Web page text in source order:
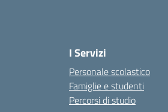
I Servizi
Personale scolastico
Famiglie e studenti
Percorsi di studio